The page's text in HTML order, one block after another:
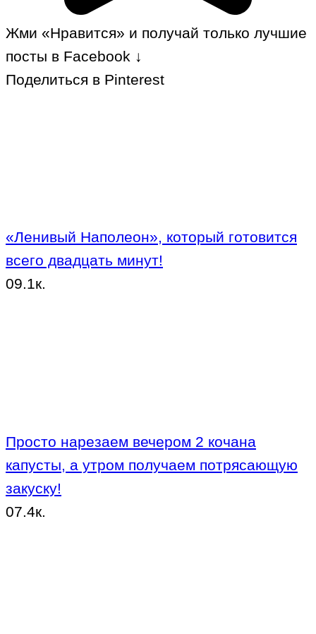
Жми «Нравится» и получай только лучшие
посты в Facebook ↓
Поделиться в Pinterest
«Ленивый Наполеон», который готовится
всего двадцать минут!
09.1к.
Просто нарезаем вечером 2 кочана
капусты, а утром получаем потрясающую
закуску!
07.4к.